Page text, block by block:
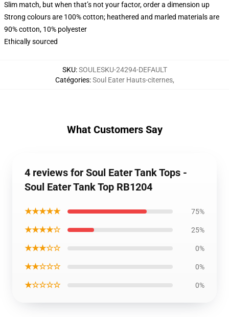
Slim match, but when that’s not your factor, order a dimension up
Strong colours are 100% cotton; heathered and marled materials are
90% cotton, 10% polyester
Ethically sourced
SKU:SOULESKU-24294-DEFAULT
Catégories:Soul Eater Hauts-citernes,
What Customers Say
4 reviews for Soul Eater Tank Tops -
Soul Eater Tank Top RB1204
★★★★★ 75%
★★★★☆ 25%
★★★☆☆ 0%
★★☆☆☆ 0%
★☆☆☆☆ 0%